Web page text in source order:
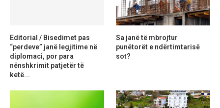
Editorial / Bisedimet pas
“perdeve” janë legjitime në
diplomaci, por para
nënshkrimit patjetër të
ketë...
Sa janë të mbrojtur
punëtorët e ndërtimtarisë
sot?